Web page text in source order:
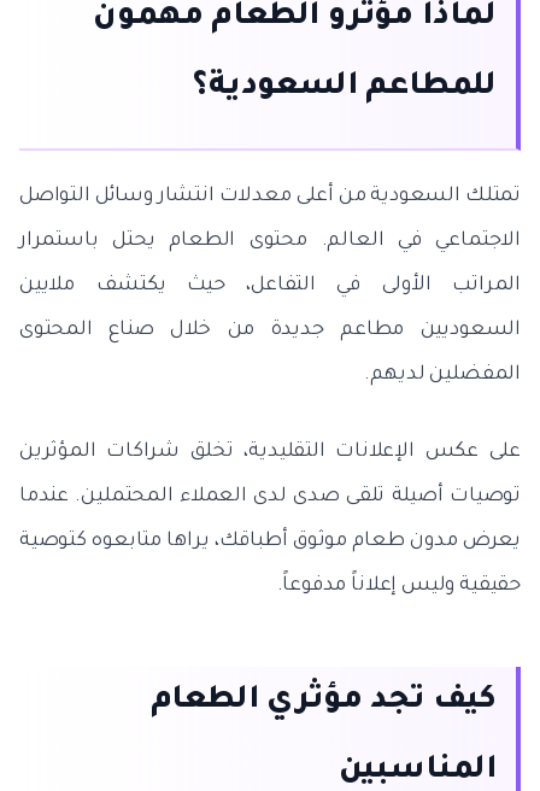
لماذا مؤثرو الطعام مهمون
للمطاعم السعودية؟
تمتلك السعودية من أعلى معدلات انتشار وسائل التواصل
الاجتماعي في العالم. محتوى الطعام يحتل باستمرار
المراتب الأولى في التفاعل، حيث يكتشف ملايين
السعوديين مطاعم جديدة من خلال صناع المحتوى
المفضلين لديهم.
على عكس الإعلانات التقليدية، تخلق شراكات المؤثرين
توصيات أصيلة تلقى صدى لدى العملاء المحتملين. عندما
يعرض مدون طعام موثوق أطباقك، يراها متابعوه كتوصية
حقيقية وليس إعلاناً مدفوعاً.
كيف تجد مؤثري الطعام
المناسبين